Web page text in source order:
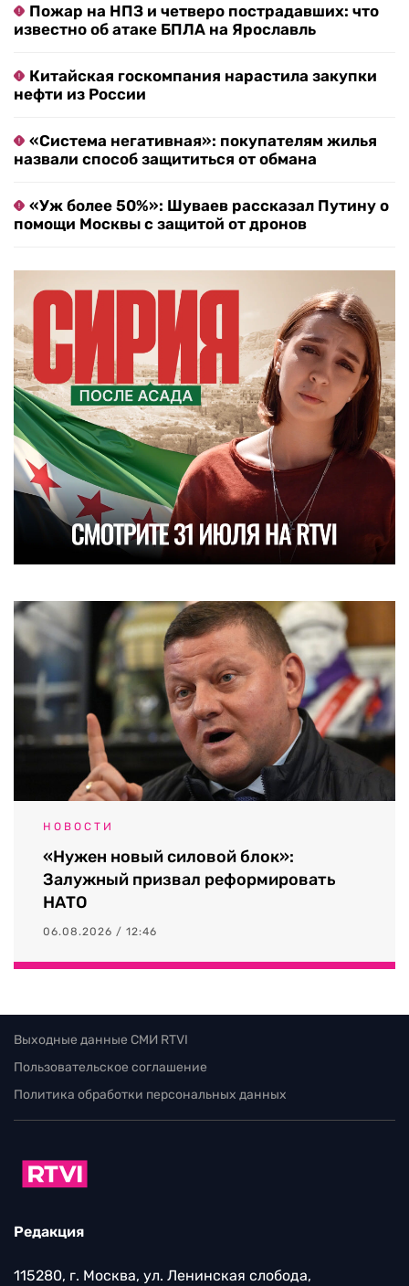
Пожар на НПЗ и четверо пострадавших: что
известно об атаке БПЛА на Ярославль
Китайская госкомпания нарастила закупки
нефти из России
«Система негативная»: покупателям жилья
назвали способ защититься от обмана
«Уж более 50%»: Шуваев рассказал Путину о
помощи Москвы с защитой от дронов
НОВОСТИ
«Нужен новый силовой блок»:
Залужный призвал реформировать
НАТО
06.08.2026 / 12:46
Выходные данные СМИ RTVI
Пользовательское соглашение
Политика обработки персональных данных
Редакция
115280, г. Москва, ул. Ленинская слобода,